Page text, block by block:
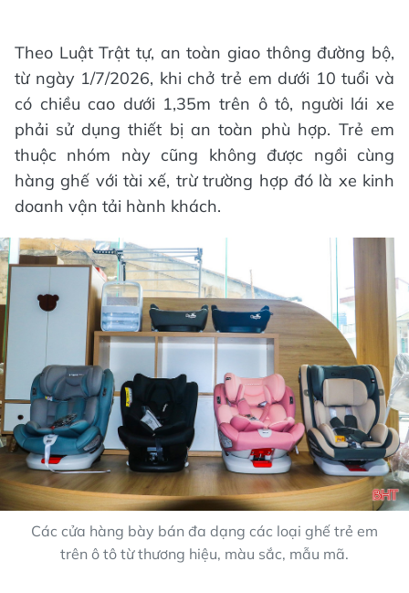
Theo Luật Trật tự, an toàn giao thông đường bộ,
từ ngày 1/7/2026, khi chở trẻ em dưới 10 tuổi và
có chiều cao dưới 1,35m trên ô tô, người lái xe
phải sử dụng thiết bị an toàn phù hợp. Trẻ em
thuộc nhóm này cũng không được ngồi cùng
hàng ghế với tài xế, trừ trường hợp đó là xe kinh
doanh vận tải hành khách.
Các cửa hàng bày bán đa dạng các loại ghế trẻ em
trên ô tô từ thương hiệu, màu sắc, mẫu mã.